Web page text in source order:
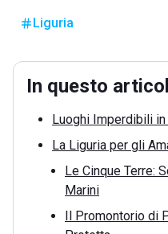
Liguria
In questo
Luoghi Imperdibili
La Liguria per gli
Le Cinque Terre:
Marini
Il Promontorio di